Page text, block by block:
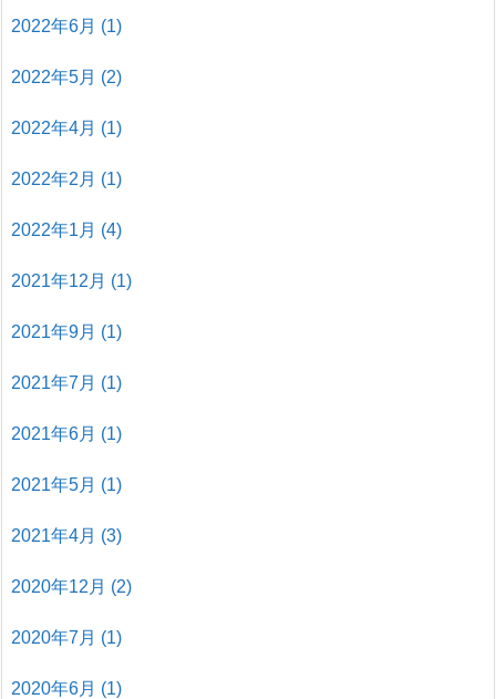
2022年6月 (1)
2022年5月 (2)
2022年4月 (1)
2022年2月 (1)
2022年1月 (4)
2021年12月 (1)
2021年9月 (1)
2021年7月 (1)
2021年6月 (1)
2021年5月 (1)
2021年4月 (3)
2020年12月 (2)
2020年7月 (1)
2020年6月 (1)